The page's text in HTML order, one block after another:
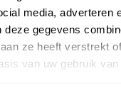
media, adverteren
deze gegevens
ze heeft verstrekt
van uw gebruik van